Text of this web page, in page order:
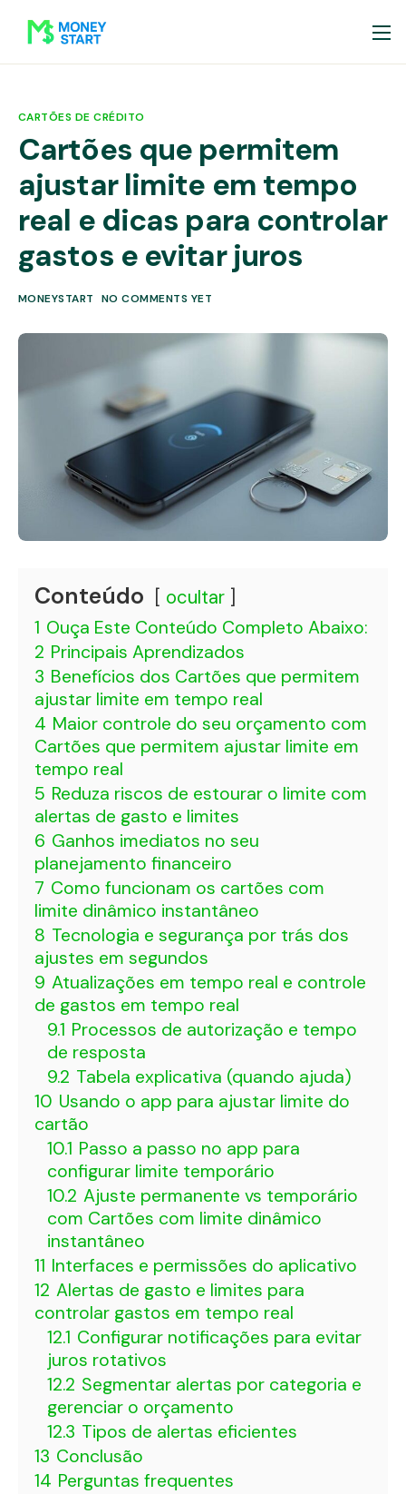
CARTÕES DE CRÉDITO
Cartões que permitem
ajustar limite em tempo
real e dicas para controlar
gastos e evitar juros
MONEYSTART NO COMMENTS YET
Conteúdo ocultar
1 Ouça Este Conteúdo Completo Abaixo:
2 Principais Aprendizados
3 Benefícios dos Cartões que permitem
ajustar limite em tempo real
4 Maior controle do seu orçamento com
Cartões que permitem ajustar limite em
tempo real
5 Reduza riscos de estourar o limite com
alertas de gasto e limites
6 Ganhos imediatos no seu
planejamento financeiro
7 Como funcionam os cartões com
limite dinâmico instantâneo
8 Tecnologia e segurança por trás dos
ajustes em segundos
9 Atualizações em tempo real e controle
de gastos em tempo real
9.1 Processos de autorização e tempo
de resposta
9.2 Tabela explicativa (quando ajuda)
10 Usando o app para ajustar limite do
cartão
10.1 Passo a passo no app para
configurar limite temporário
10.2 Ajuste permanente vs temporário
com Cartões com limite dinâmico
instantâneo
11 Interfaces e permissões do aplicativo
12 Alertas de gasto e limites para
controlar gastos em tempo real
12.1 Configurar notificações para evitar
juros rotativos
12.2 Segmentar alertas por categoria e
gerenciar o orçamento
12.3 Tipos de alertas eficientes
13 Conclusão
14 Perguntas frequentes